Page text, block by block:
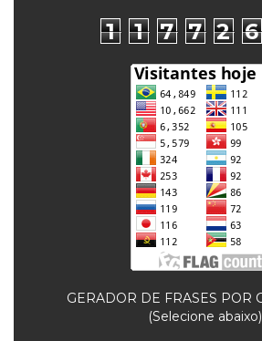
1 1 7 7 2 6
GERADOR DE FRASES POR
(Selecione abaixo)